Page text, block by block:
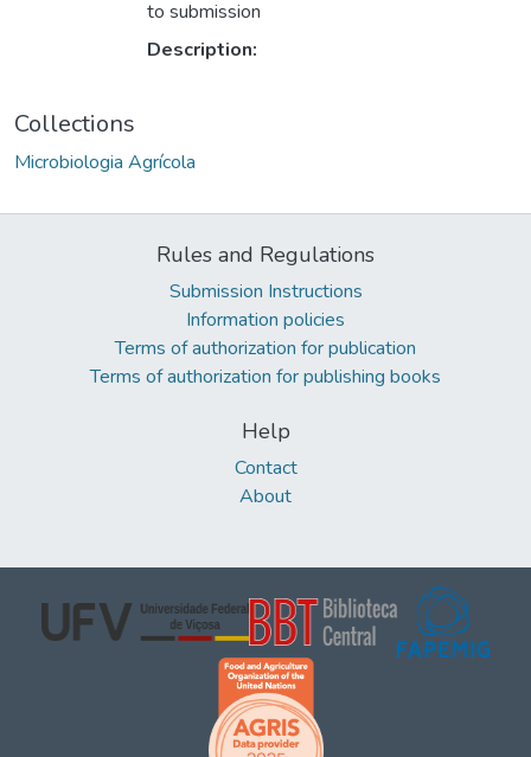
to submission
Description:
Collections
Microbiologia Agrícola
Rules and Regulations
Submission Instructions
Information policies
Terms of authorization for publication
Terms of authorization for publishing books
Help
Contact
About